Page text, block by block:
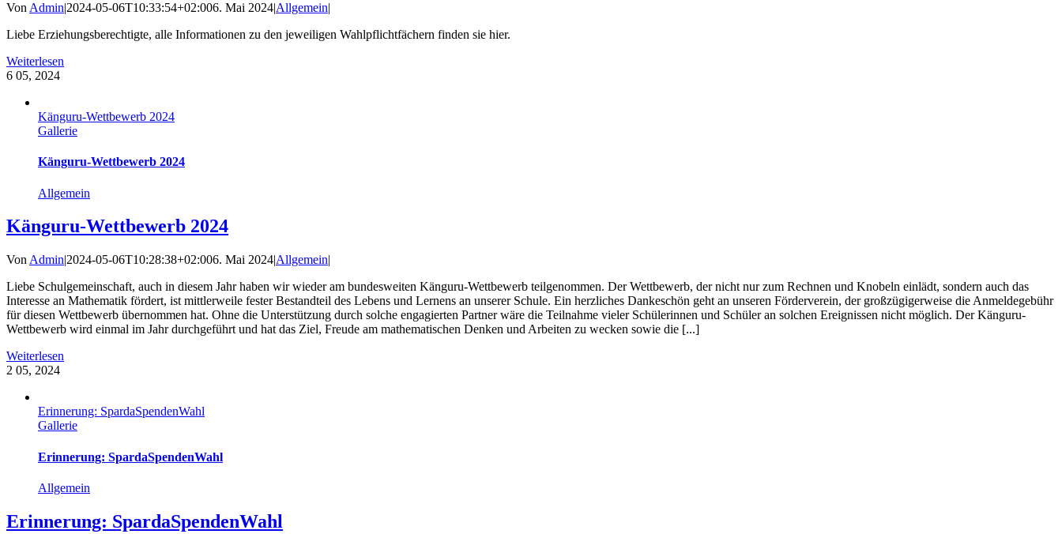
Von Admin|2024-05-06T10:33:54+02:006. Mai 2024|Allgemein|
Liebe Erziehungsberechtigte, alle Informationen zu den jeweiligen Wahlpflichtfächern finden sie hier.
Weiterlesen
6 05, 2024
Känguru-Wettbewerb 2024
Gallerie
Känguru-Wettbewerb 2024
Allgemein
Känguru-Wettbewerb 2024
Von Admin|2024-05-06T10:28:38+02:006. Mai 2024|Allgemein|
Liebe Schulgemeinschaft, auch in diesem Jahr haben wir wieder am bundesweiten Känguru-Wettbewerb teilgenommen. Der Wettbewerb, der nicht nur zum Rechnen und Knobeln einlädt, sondern auch das
Interesse an Mathematik fördert, ist mittlerweile fester Bestandteil des Lebens und Lernens an unserer Schule. Ein herzliches Dankeschön geht an unseren Förderverein, der großzügigerweise die Anmeldegebühr
für diesen Wettbewerb übernommen hat. Ohne die Unterstützung durch solche engagierten Partner wäre die Teilnahme vieler Schülerinnen und Schüler an solchen Ereignissen nicht möglich. Der Känguru-
Wettbewerb wird einmal im Jahr durchgeführt und hat das Ziel, Freude am mathematischen Denken und Arbeiten zu wecken sowie die [...]
Weiterlesen
2 05, 2024
Erinnerung: SpardaSpendenWahl
Gallerie
Erinnerung: SpardaSpendenWahl
Allgemein
Erinnerung: SpardaSpendenWahl